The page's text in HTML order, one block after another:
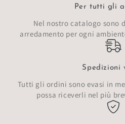
Per tutti gli
Nel nostro catalogo
arredamento per ogni
Spedizioni
Tutti gli ordini sono evasi in
possa riceverli nel più